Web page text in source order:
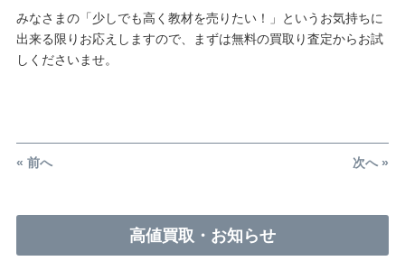
みなさまの「少しでも高く教材を売りたい！」というお気持ちに
出来る限りお応えしますので、まずは無料の買取り査定からお試
しくださいませ。
« 前へ 次へ »
高値買取・お知らせ